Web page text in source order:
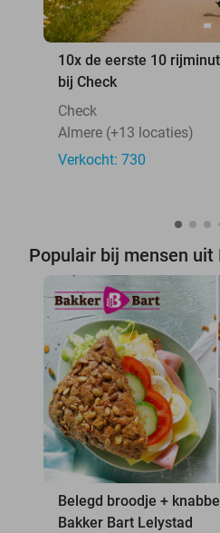
10x de eerste 10
bij Check
Check
Almere (+13 locaties)
Verkocht: 730
Populair bij mensen uit
Belegd broodje +
Bakker Bart Lelystad